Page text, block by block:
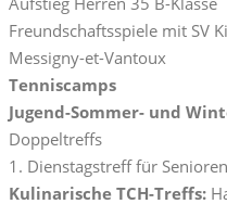
Freundschaftsspiele mit SV
Messigny-et-Vantoux
Tenniscamps
Jugend-Sommer- und
Doppeltreffs
1. Dienstagstreff für Senioren
Kulinarische TCH-Treffs: